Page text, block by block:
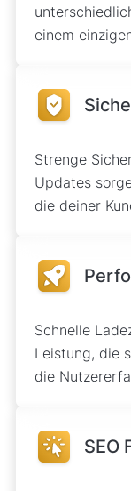
einem
Strenge
Updates
die deiner
Schnelle
Leistung, die
die
SEO